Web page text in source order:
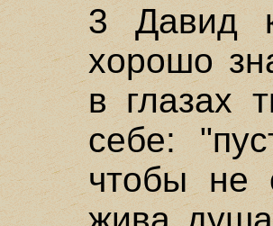
3 Давид
хорошо
в глазах
себе:
чтобы не